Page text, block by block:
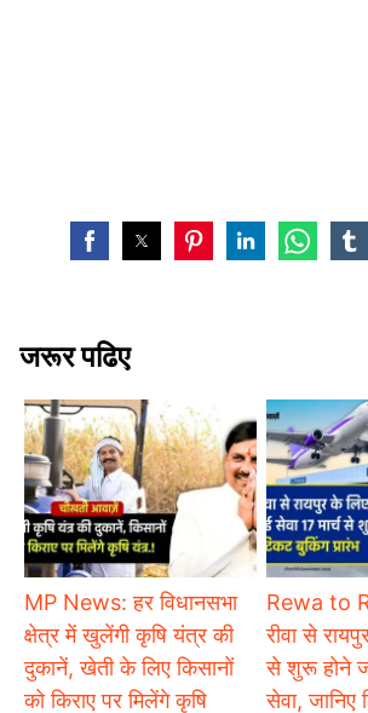
जरूर पढिए
MP News: हर विधानसभा
क्षेत्र में खुलेंगी कृषि यंत्र की
दुकानें, खेती के लिए किसानों
को किराए पर मिलेंगे कृषि
Rewa to
रीवा से
से शुरू होने
सेवा, जानिए